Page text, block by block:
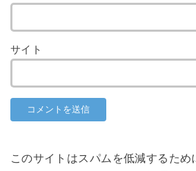
サイト
このサイトはスパムを低減するため